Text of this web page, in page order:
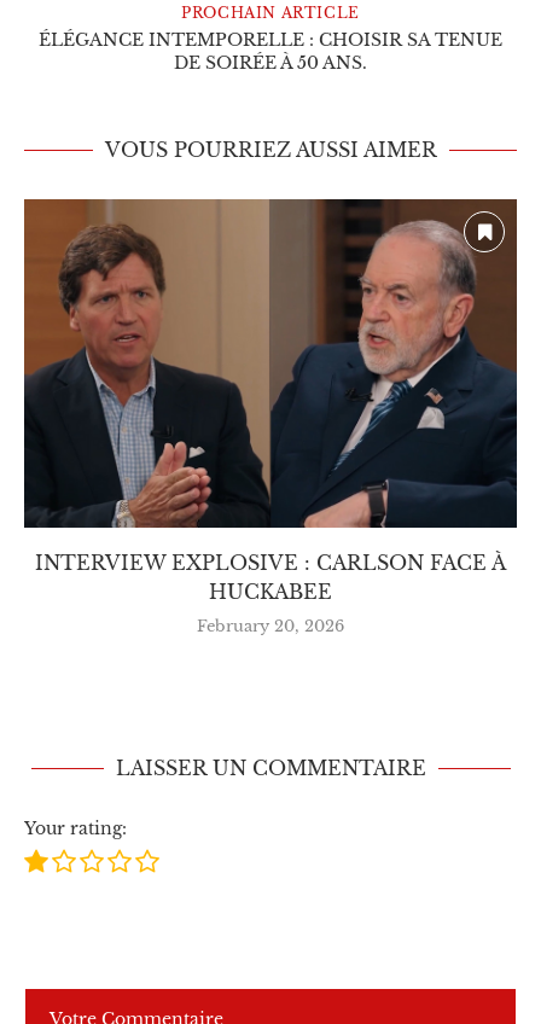
PROCHAIN ARTICLE
ÉLÉGANCE INTEMPORELLE : CHOISIR SA TENUE
DE SOIRÉE À 50 ANS.
VOUS POURRIEZ AUSSI AIMER
INTERVIEW EXPLOSIVE : CARLSON FACE À
HUCKABEE
February 20, 2026
LAISSER UN COMMENTAIRE
Your rating: